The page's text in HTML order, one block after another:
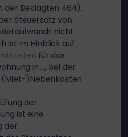
der Beklagten 464).
Steuersatz von
nicht
ist im Hinblick auf
für das
in …, bei der
(Miet-)Nebenkosten
der
ist eine
der